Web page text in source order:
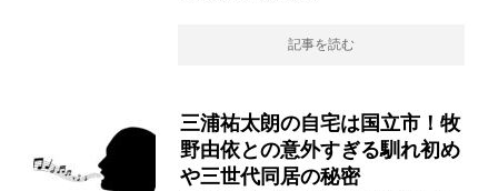
記事を読む
三浦祐太朗の自宅は国立市！牧
野由依との意外すぎる馴れ初め
や三世代同居の秘密